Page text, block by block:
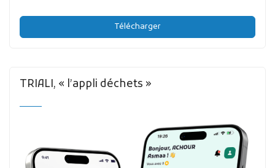
Télécharger
TRIALI, « l’appli déchets »